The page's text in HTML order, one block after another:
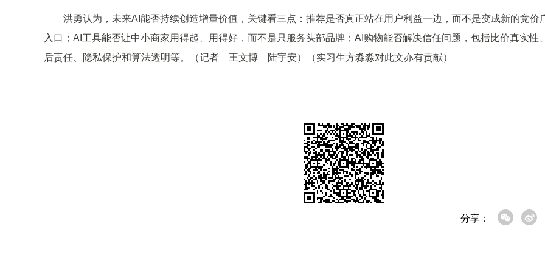
洪勇认为，未来AI能否持续创造增量价值，关键看三点：推荐是否真正站在用户利益一边，而不是变成新的竞价
入口；AI工具能否让中小商家用得起、用得好，而不是只服务头部品牌；AI购物能否解决信任问题，包括比价真实性
后责任、隐私保护和算法透明等。（记者 王文博 陆宇安）（实习生方淼淼对此文亦有贡献）
分享：